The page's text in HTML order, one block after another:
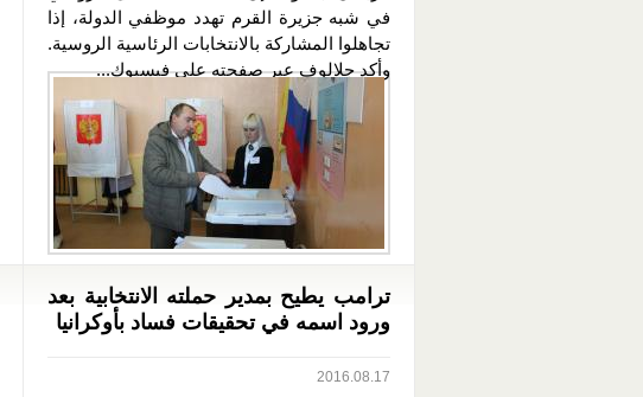
في شبه جزيرة القرم تهدد موظفي الدولة، إذا
تجاهلوا المشاركة بالانتخابات الرئاسية الروسية.
وأكد جلالوف عبر صفحته على فيسبوك...
ترامب يطيح بمدير حملته الانتخابية بعد
ورود اسمه في تحقيقات فساد بأوكرانيا
2016.08.17